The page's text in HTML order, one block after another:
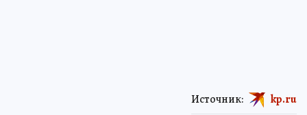
Источник: kp.ru